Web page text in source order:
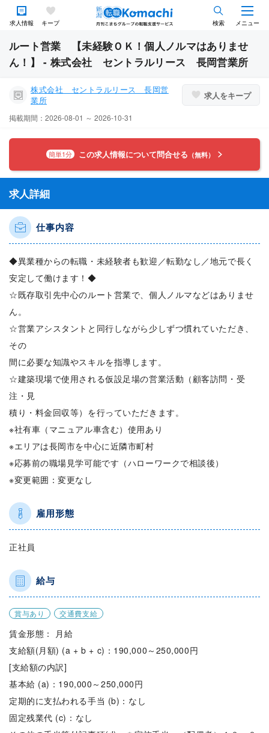
求人情報 キープ 検索 メニュー
ルート営業 【未経験ＯＫ！個人ノルマはありませ
ん！】 - 株式会社 セントラルリース 長岡営業所
株式会社 セントラルリース 長岡営
業所
求人をキープ
掲載期間：2026-08-01 ～ 2026-10-31
簡単1分 この求人情報について問合せる （無料）
求人詳細
仕事内容
◆異業種からの転職・未経験者も歓迎／転勤なし／地元で長く
安定して働けます！◆
☆既存取引先中心のルート営業で、個人ノルマなどはありませ
ん。
☆営業アシスタントと同行しながら少しずつ慣れていただき、
その
間に必要な知識やスキルを指導します。
☆建築現場で使用される仮設足場の営業活動（顧客訪問・受
注・見
積り・料金回収等）を行っていただきます。
※社有車（マニュアル車含む）使用あり
※エリアは長岡市を中心に近隣市町村
※応募前の職場見学可能です（ハローワークで相談後）
※変更範囲：変更なし
雇用形態
正社員
給与
賞与あり 交通費支給
賃金形態： 月給
支給額(月額) (a + b + c)：190,000～250,000円
[支給額の内訳]
基本給 (a)：190,000～250,000円
定期的に支払われる手当 (b)：なし
固定残業代 (c)：なし